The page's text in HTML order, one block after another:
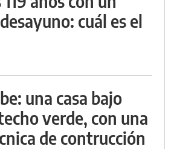
cuál es el
una casa bajo
verde, con una
de contrucción